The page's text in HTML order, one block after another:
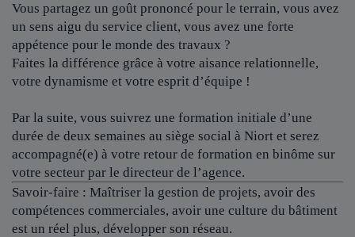
Vous partagez un goût prononcé pour le terrain, vous avez
un sens aigu du service client, vous avez une forte
appétence pour le monde des travaux ?
Faites la différence grâce à votre aisance relationnelle,
votre dynamisme et votre esprit d’équipe !
Par la suite, vous suivrez une formation initiale d’une
durée de deux semaines au siège social à Niort et serez
accompagné(e) à votre retour de formation en binôme sur
votre secteur par le directeur de l’agence.
Savoir-faire : Maîtriser la gestion de projets, avoir des
compétences commerciales, avoir une culture du bâtiment
est un réel plus, développer son réseau.